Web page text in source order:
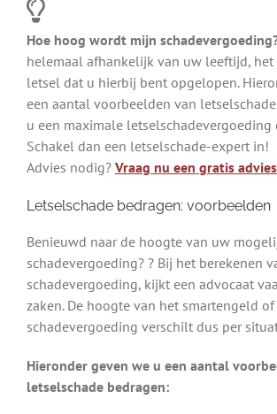
Hoe hoog wordt mijn
helemaal afhankelijk van uw leeftijd,
letsel dat u hierbij bent opgelopen.
een aantal voorbeelden van
u een maximale letselschadevergoeding
Schakel dan een letselschade-expert in!
Advies nodig? Vraag nu een gratis
Letselschade bedragen: voorbeelden
Benieuwd naar de hoogte van uw
schadevergoeding? ? Bij het berekenen
schadevergoeding, kijkt een advocaat
zaken. De hoogte van het smartengeld
schadevergoeding verschilt dus per
Hieronder geven we u een aantal
letselschade bedragen: